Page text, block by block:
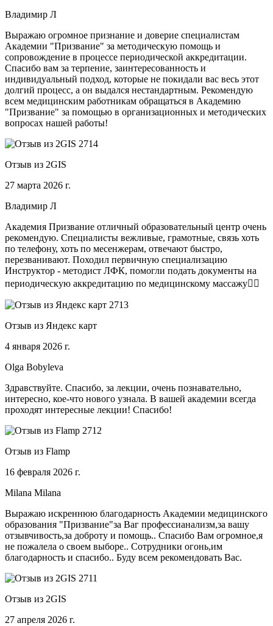
Владимир Л
Выражаю огромное признание и доверие специалистам
Академии "Призвание" за методическую помощь и
сопровождение в процессе периодической аккредитации.
Спасибо вам за терпение, заинтересованность и
индивидуальный подход, которые не покидали вас весь этот
долгий процесс, а он выдался нестандартным. Рекомендую
всем медицинским работникам обращаться в Академию
"Призвание" за помощью в организационных и методических
вопросах нашей работы!
Отзыв из 2GIS
27 марта 2026 г.
Владимир Л
Академия Призвание отличный образовательный центр очень
рекомендую. Специалисты вежливые, грамотные, связь хоть
по телефону, хоть по месенжерам, отвечают быстро,
перезванивают. Походил первичную специализацию
Инструктор - методист ЛФК, помогли подать документы на
периодическую аккредитацию по медицинскому массажу🧑‍⚕️
Отзыв из Яндекс карт
4 января 2026 г.
Olga Bobyleva
Здравствуйте. Спасибо, за лекции, очень познавательно,
интересно, кое-что нового узнала. В вашей академии всегда
проходят интересные лекции! Спасибо!
Отзыв из Flamp
16 февраля 2026 г.
Milana Milana
Выражаю искреннюю благодарность Академии медицинского
образования "Призвание"за Ваг профессианализм,за вашу
отзывчивость,за доброту и помощь.. Спасибо Вам огромное,я
не пожалела о своем выборе.. Сотрудники огонь,им
благодарность и спасибо.. Буду всем рекомендовать Вас.
Отзыв из 2GIS
27 апреля 2026 г.